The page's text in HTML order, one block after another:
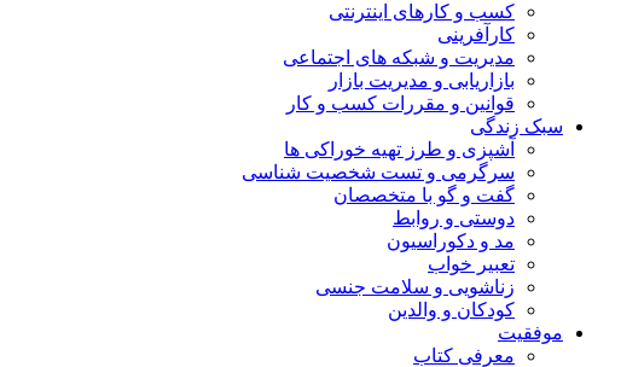
کسب و کارهای اینترنتی
کارآفرینی
مدیریت و شبکه های اجتماعی
بازاریابی و مدیریت بازار
قوانین و مقررات کسب و کار
سبک زندگی
آشپزی و طرز تهیه خوراکی ها
سرگرمی و تست شخصیت شناسی
گفت و گو با متخصصان
دوستی و روابط
مد و دکوراسیون
تعبیر خواب
زناشویی و سلامت جنسی
کودکان و والدین
موفقیت
معرفی کتاب